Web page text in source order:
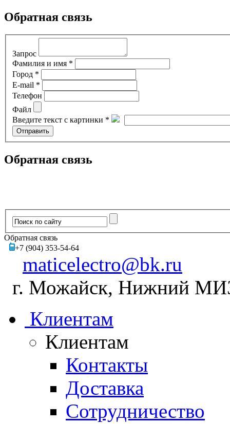
Обратная связь
Запрос
Фамилия и имя *
Город *
E-mail *
Телефон
Файл
Введите текст с картинки *
Обратная связь
Обратная связь
+7 (904) 353-54-64
maticelectro@bk.ru
г. Можайск, Нижний
Клиентам
Клиентам
Контакты
Доставка
Сотрудничество